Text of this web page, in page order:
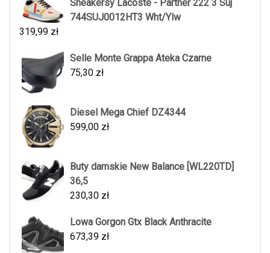
Sneakersy Lacoste - Partner 222 3 Suj
744SUJ0012HT3 Wht/Ylw
319,99 zł
Selle Monte Grappa Ateka Czarne
75,30 zł
Diesel Mega Chief DZ4344
599,00 zł
Buty damskie New Balance [WL220TD]
36,5
230,30 zł
Lowa Gorgon Gtx Black Anthracite
673,39 zł